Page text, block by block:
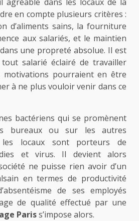
en compte plusieurs critères :
d’aliments sains, la fourniture
aux salariés, et le maintien
une propreté absolue. Il est
salarié éclairé de travailler
motivations pourraient en être
à ne plus vouloir venir dans ce
bactériens qui se promènent
bureaux ou sur les autres
les locaux sont porteurs de
et virus. Il devient alors
ne puisse rien avoir d’un
en termes de productivité
de ses employés
de qualité effectué par une
Pariss’impose alors.